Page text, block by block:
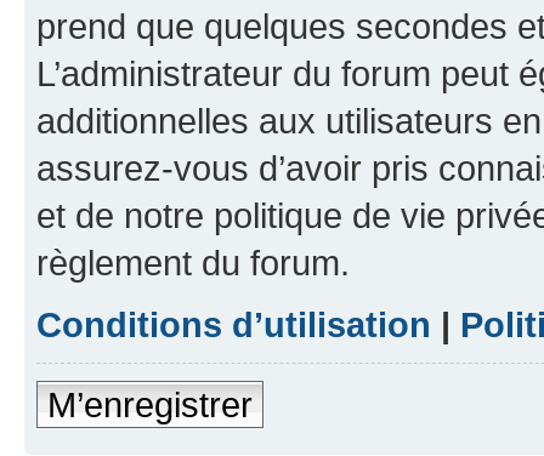
prend que quelques secondes
L’administrateur du forum peut
additionnelles aux utilisateurs
assurez-vous d’avoir pris
et de notre politique de vie
règlement du forum.
Conditions d’utilisation |
M’enregistrer